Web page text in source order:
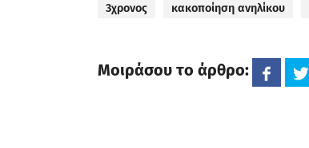
3χρονος κακοποίηση ανηλίκου
Μοιράσου το άρθρο: